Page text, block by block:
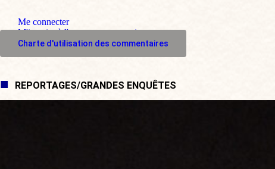
Me connecter
M'inscrire à l'espace commentaire
Charte d'utilisation des commentaires
REPORTAGES/GRANDES ENQUÊTES